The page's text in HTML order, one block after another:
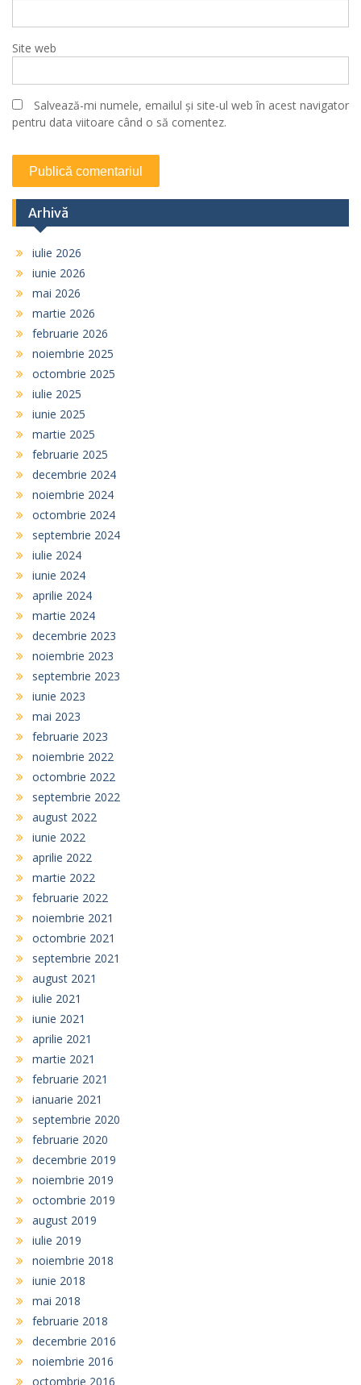
Site web
Salvează-mi numele, emailul și site-ul web în acest navigator
pentru data viitoare când o să comentez.
Arhivă
iulie 2026
iunie 2026
mai 2026
martie 2026
februarie 2026
noiembrie 2025
octombrie 2025
iulie 2025
iunie 2025
martie 2025
februarie 2025
decembrie 2024
noiembrie 2024
octombrie 2024
septembrie 2024
iulie 2024
iunie 2024
aprilie 2024
martie 2024
decembrie 2023
noiembrie 2023
septembrie 2023
iunie 2023
mai 2023
februarie 2023
noiembrie 2022
octombrie 2022
septembrie 2022
august 2022
iunie 2022
aprilie 2022
martie 2022
februarie 2022
noiembrie 2021
octombrie 2021
septembrie 2021
august 2021
iulie 2021
iunie 2021
aprilie 2021
martie 2021
februarie 2021
ianuarie 2021
septembrie 2020
februarie 2020
decembrie 2019
noiembrie 2019
octombrie 2019
august 2019
iulie 2019
noiembrie 2018
iunie 2018
mai 2018
februarie 2018
decembrie 2016
noiembrie 2016
octombrie 2016